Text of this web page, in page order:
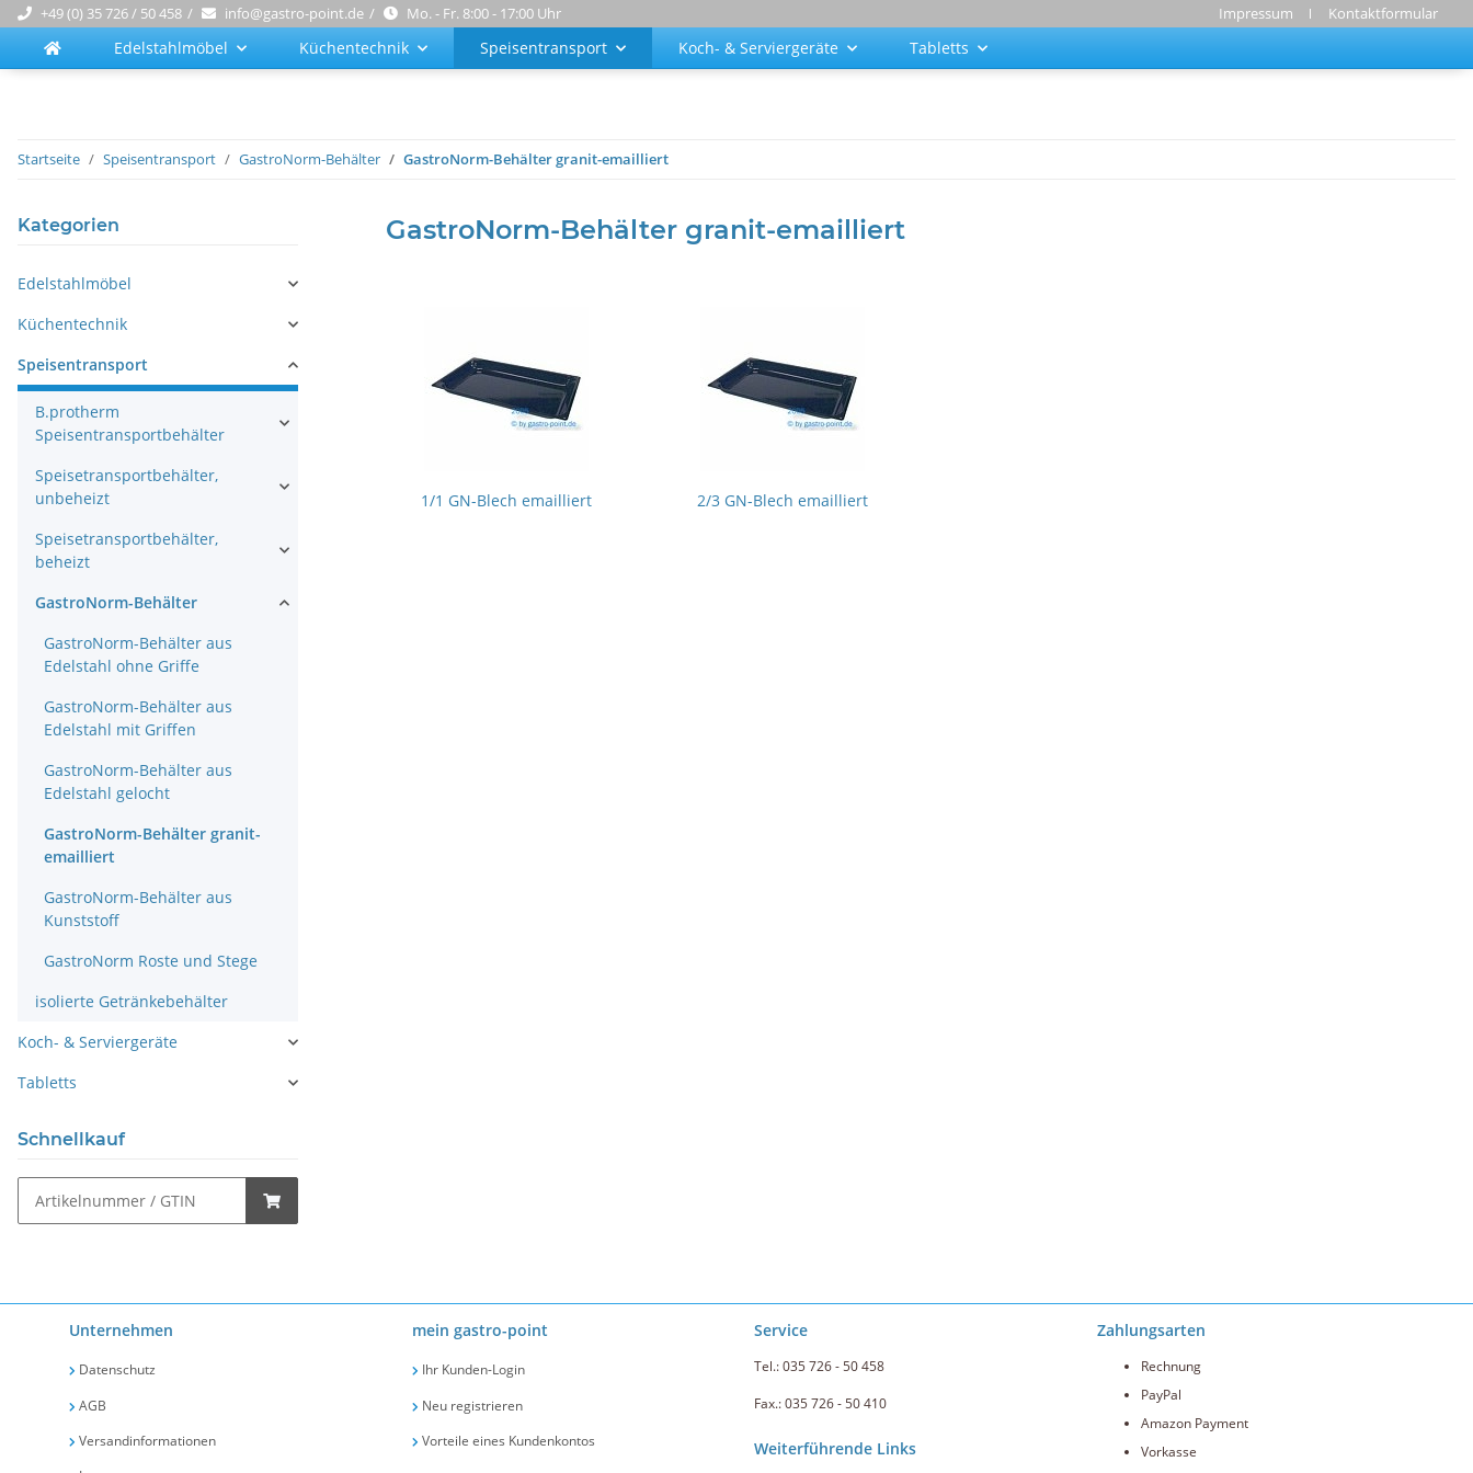
+49 (0) 35 726 / 50 458 info@gastro-point.de Mo. - Fr. 8:00 - 17:00 Uhr Impressum Kontaktformular
Edelstahlmöbel Küchentechnik Speisentransport Koch- & Serviergeräte Tabletts
Startseite Speisentransport GastroNorm-Behälter GastroNorm-Behälter granit-emailliert
GastroNorm-Behälter granit-emailliert
1/1 GN-Blech emailliert 2/3 GN-Blech emailliert
Kategorien
Edelstahlmöbel
Küchentechnik
Speisentransport
B.protherm
Speisentransportbehälter
Speisetransportbehälter,
unbeheizt
Speisetransportbehälter,
beheizt
GastroNorm-Behälter
GastroNorm-Behälter aus
Edelstahl ohne Griffe
GastroNorm-Behälter aus
Edelstahl mit Griffen
GastroNorm-Behälter aus
Edelstahl gelocht
GastroNorm-Behälter granit-
emailliert
GastroNorm-Behälter aus
Kunststoff
GastroNorm Roste und Stege
isolierte Getränkebehälter
Koch- & Serviergeräte
Tabletts
Schnellkauf
Unternehmen
Datenschutz
AGB
Versandinformationen
mein gastro-point
Ihr Kunden-Login
Neu registrieren
Vorteile eines Kundenkontos
Service
Tel.: 035 726 - 50 458
Fax.: 035 726 - 50 410
Weiterführende Links
Zahlungsarten
Rechnung
PayPal
Amazon Payment
Vorkasse